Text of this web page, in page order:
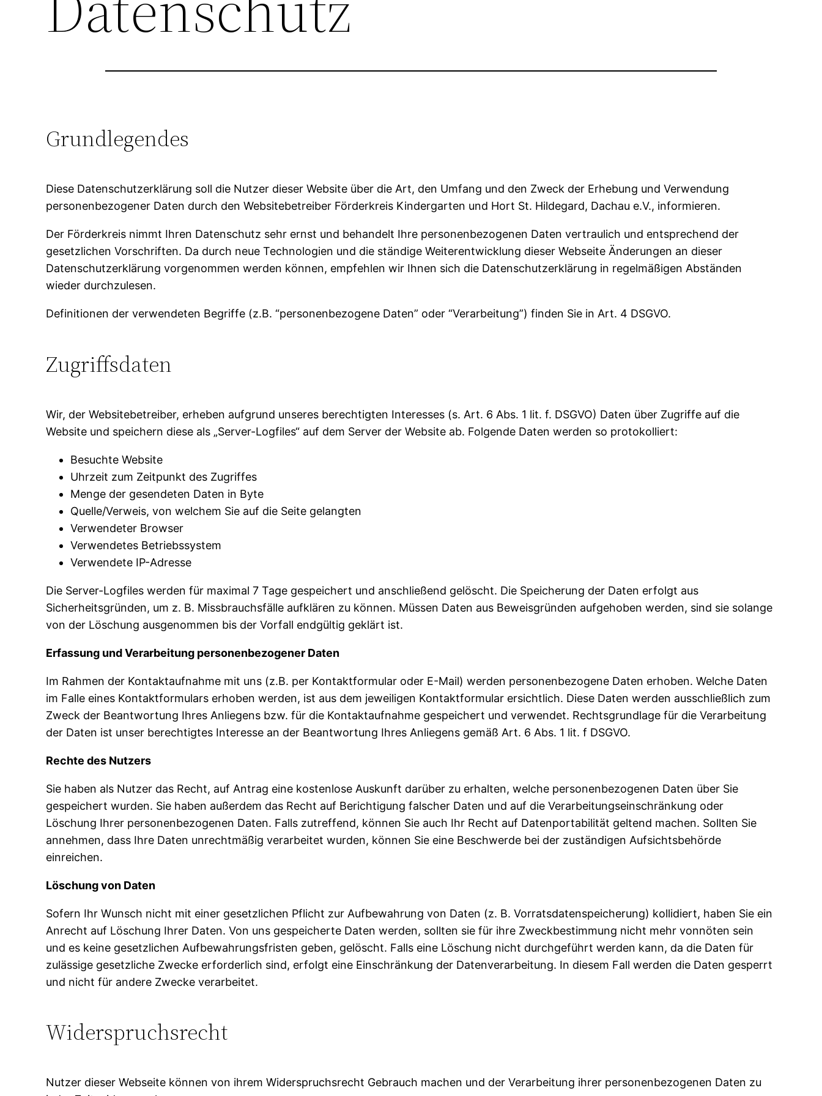
Grundlegendes
Diese Datenschutzerklärung soll die Nutzer dieser Website über die Art, den Umfang und den Zweck der Erhebung und Verwendung
personenbezogener Daten durch den Websitebetreiber Förderkreis Kindergarten und Hort St. Hildegard, Dachau e.V., informieren.
Der Förderkreis nimmt Ihren Datenschutz sehr ernst und behandelt Ihre personenbezogenen Daten vertraulich und entsprechend der
gesetzlichen Vorschriften. Da durch neue Technologien und die ständige Weiterentwicklung dieser Webseite Änderungen an dieser
Datenschutzerklärung vorgenommen werden können, empfehlen wir Ihnen sich die Datenschutzerklärung in regelmäßigen Abständen
wieder durchzulesen.
Definitionen der verwendeten Begriffe (z.B. “personenbezogene Daten” oder “Verarbeitung”) finden Sie in Art. 4 DSGVO.
Zugriffsdaten
Wir, der Websitebetreiber, erheben aufgrund unseres berechtigten Interesses (s. Art. 6 Abs. 1 lit. f. DSGVO) Daten über Zugriffe auf die
Website und speichern diese als „Server-Logfiles“ auf dem Server der Website ab. Folgende Daten werden so protokolliert:
Besuchte Website
Uhrzeit zum Zeitpunkt des Zugriffes
Menge der gesendeten Daten in Byte
Quelle/Verweis, von welchem Sie auf die Seite gelangten
Verwendeter Browser
Verwendetes Betriebssystem
Verwendete IP-Adresse
Die Server-Logfiles werden für maximal 7 Tage gespeichert und anschließend gelöscht. Die Speicherung der Daten erfolgt aus
Sicherheitsgründen, um z. B. Missbrauchsfälle aufklären zu können. Müssen Daten aus Beweisgründen aufgehoben werden, sind sie solange
von der Löschung ausgenommen bis der Vorfall endgültig geklärt ist.
Erfassung und Verarbeitung personenbezogener Daten
Im Rahmen der Kontaktaufnahme mit uns (z.B. per Kontaktformular oder E-Mail) werden personenbezogene Daten erhoben. Welche Daten
im Falle eines Kontaktformulars erhoben werden, ist aus dem jeweiligen Kontaktformular ersichtlich. Diese Daten werden ausschließlich zum
Zweck der Beantwortung Ihres Anliegens bzw. für die Kontaktaufnahme gespeichert und verwendet. Rechtsgrundlage für die Verarbeitung
der Daten ist unser berechtigtes Interesse an der Beantwortung Ihres Anliegens gemäß Art. 6 Abs. 1 lit. f DSGVO.
Rechte des Nutzers
Sie haben als Nutzer das Recht, auf Antrag eine kostenlose Auskunft darüber zu erhalten, welche personenbezogenen Daten über Sie
gespeichert wurden. Sie haben außerdem das Recht auf Berichtigung falscher Daten und auf die Verarbeitungseinschränkung oder
Löschung Ihrer personenbezogenen Daten. Falls zutreffend, können Sie auch Ihr Recht auf Datenportabilität geltend machen. Sollten Sie
annehmen, dass Ihre Daten unrechtmäßig verarbeitet wurden, können Sie eine Beschwerde bei der zuständigen Aufsichtsbehörde
einreichen.
Löschung von Daten
Sofern Ihr Wunsch nicht mit einer gesetzlichen Pflicht zur Aufbewahrung von Daten (z. B. Vorratsdatenspeicherung) kollidiert, haben Sie ein
Anrecht auf Löschung Ihrer Daten. Von uns gespeicherte Daten werden, sollten sie für ihre Zweckbestimmung nicht mehr vonnöten sein
und es keine gesetzlichen Aufbewahrungsfristen geben, gelöscht. Falls eine Löschung nicht durchgeführt werden kann, da die Daten für
zulässige gesetzliche Zwecke erforderlich sind, erfolgt eine Einschränkung der Datenverarbeitung. In diesem Fall werden die Daten gesperrt
und nicht für andere Zwecke verarbeitet.
Widerspruchsrecht
Nutzer dieser Webseite können von ihrem Widerspruchsrecht Gebrauch machen und der Verarbeitung ihrer personenbezogenen Daten zu